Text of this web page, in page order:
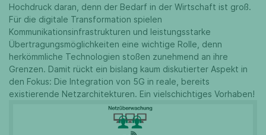
Hochdruck daran, denn der Bedarf in der Wirtschaft ist groß.
Für die digitale Transformation spielen
Kommunikationsinfrastrukturen und leistungsstarke
Übertragungsmöglichkeiten eine wichtige Rolle, denn
herkömmliche Technologien stoßen zunehmend an ihre
Grenzen. Damit rückt ein bislang kaum diskutierter Aspekt in
den Fokus: Die Integration von 5G in reale, bereits
existierende Netzarchitekturen. Ein vielschichtiges Vorhaben!